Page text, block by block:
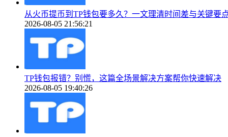
从火币提币到TP钱包要多久？一文理清时间差与关键要
2026-08-05 21:56:21
TP钱包报错？别慌，这篇全场景解决方案帮你快速解决
2026-08-05 19:40:26